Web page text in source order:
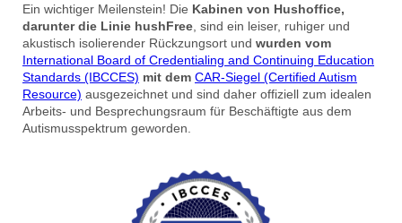
Ein wichtiger Meilenstein! Die Kabinen von Hushoffice,
darunter die Linie hushFree , sind ein leiser, ruhiger und
akustisch isolierender Rückzungsort und wurden vom
International Board of Credentialing and Continuing Education
Standards (IBCCES) mit dem CAR-Siegel (Certified Autism
Resource) ausgezeichnet und sind daher offiziell zum idealen
Arbeits- und Besprechungsraum für Beschäftigte aus dem
Autismusspektrum geworden.